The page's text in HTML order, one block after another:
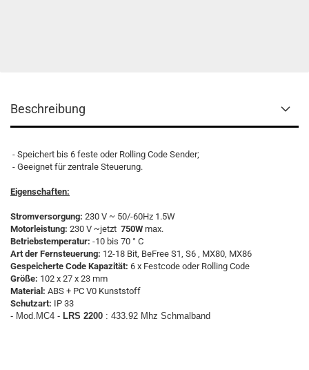
Beschreibung
- Speichert bis 6 feste oder Rolling Code Sender;
- Geeignet für zentrale Steuerung.
Eigenschaften:
Stromversorgung: 230 V ~ 50/-60Hz 1.5W
Motorleistung: 230 V ~jetzt 750W max.
Betriebstemperatur: -10 bis 70 ° C
Art der Fernsteuerung: 12-18 Bit, BeFree S1, S6 , MX80, MX86
Gespeicherte Code Kapazität: 6 x Festcode oder Rolling Code
Größe: 102 x 27 x 23 mm
Material: ABS + PC V0 Kunststoff
Schutzart: IP 33
- Mod.MC4 - LRS 2200 : 433.92 Mhz Schmalband